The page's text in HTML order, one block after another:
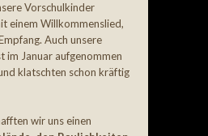
Vorschulkinder
einem Willkommenslied,
Auch unsere
im Januar aufgenommen
klatschten schon kräftig
wir uns einen